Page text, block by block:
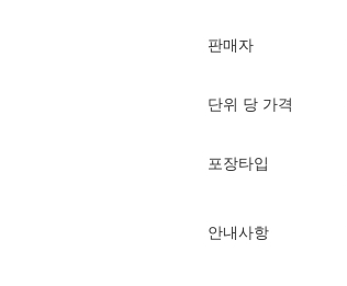
판매자
단위 당 가격
포장타입
안내사항